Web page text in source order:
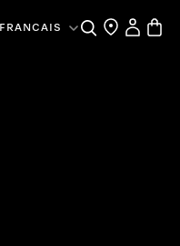
FRANCAIS Recherche
MesPanier